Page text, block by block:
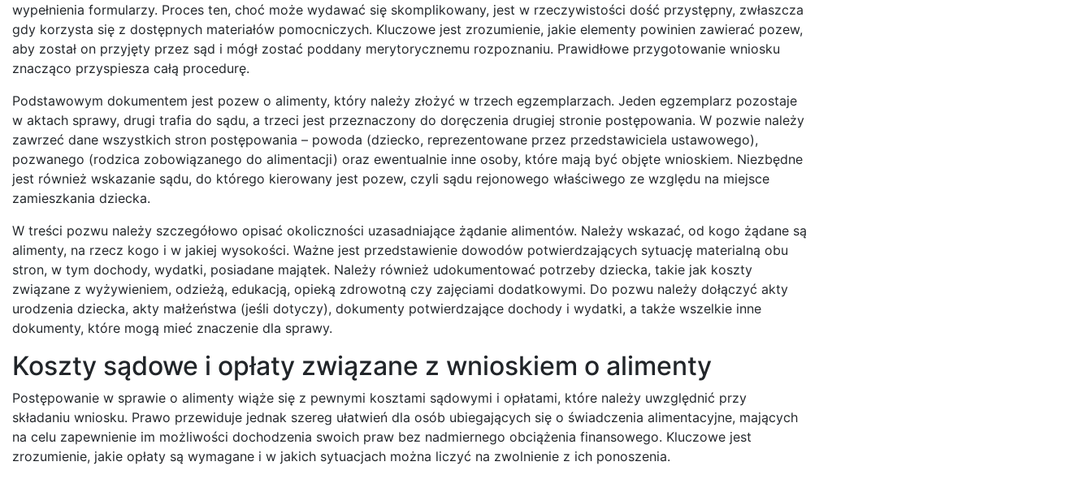
wypełnienia formularzy. Proces ten, choć może wydawać się skomplikowany, jest w rzeczywistości dość przystępny, zwłaszcza
gdy korzysta się z dostępnych materiałów pomocniczych. Kluczowe jest zrozumienie, jakie elementy powinien zawierać pozew,
aby został on przyjęty przez sąd i mógł zostać poddany merytorycznemu rozpoznaniu. Prawidłowe przygotowanie wniosku
znacząco przyspiesza całą procedurę.
Podstawowym dokumentem jest pozew o alimenty, który należy złożyć w trzech egzemplarzach. Jeden egzemplarz pozostaje
w aktach sprawy, drugi trafia do sądu, a trzeci jest przeznaczony do doręczenia drugiej stronie postępowania. W pozwie należy
zawrzeć dane wszystkich stron postępowania – powoda (dziecko, reprezentowane przez przedstawiciela ustawowego),
pozwanego (rodzica zobowiązanego do alimentacji) oraz ewentualnie inne osoby, które mają być objęte wnioskiem. Niezbędne
jest również wskazanie sądu, do którego kierowany jest pozew, czyli sądu rejonowego właściwego ze względu na miejsce
zamieszkania dziecka.
W treści pozwu należy szczegółowo opisać okoliczności uzasadniające żądanie alimentów. Należy wskazać, od kogo żądane są
alimenty, na rzecz kogo i w jakiej wysokości. Ważne jest przedstawienie dowodów potwierdzających sytuację materialną obu
stron, w tym dochody, wydatki, posiadane majątek. Należy również udokumentować potrzeby dziecka, takie jak koszty
związane z wyżywieniem, odzieżą, edukacją, opieką zdrowotną czy zajęciami dodatkowymi. Do pozwu należy dołączyć akty
urodzenia dziecka, akty małżeństwa (jeśli dotyczy), dokumenty potwierdzające dochody i wydatki, a także wszelkie inne
dokumenty, które mogą mieć znaczenie dla sprawy.
Koszty sądowe i opłaty związane z wnioskiem o alimenty
Postępowanie w sprawie o alimenty wiąże się z pewnymi kosztami sądowymi i opłatami, które należy uwzględnić przy
składaniu wniosku. Prawo przewiduje jednak szereg ułatwień dla osób ubiegających się o świadczenia alimentacyjne, mających
na celu zapewnienie im możliwości dochodzenia swoich praw bez nadmiernego obciążenia finansowego. Kluczowe jest
zrozumienie, jakie opłaty są wymagane i w jakich sytuacjach można liczyć na zwolnienie z ich ponoszenia.